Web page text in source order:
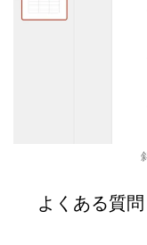
よくある質